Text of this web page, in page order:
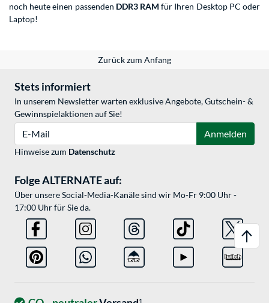
noch heute einen passenden DDR3 RAM für Ihren Desktop PC oder
Laptop!
Zurück zum Anfang
Stets informiert
In unserem Newsletter warten exklusive Angebote, Gutschein- &
Gewinnspielaktionen auf Sie!
Anmelden
Hinweise zum Datenschutz
Folge ALTERNATE auf:
Über unsere Social-Media-Kanäle sind wir Mo-Fr 9:00 Uhr -
17:00 Uhr für Sie da.
1